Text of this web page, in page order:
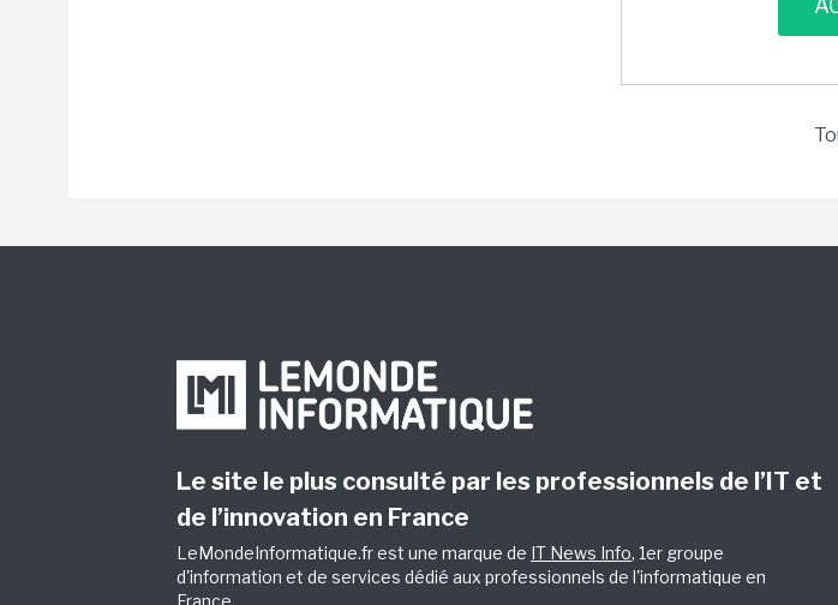
Le site le plus consulté par les professionnels de l’IT et
de l’innovation en France
LeMondeInformatique.fr est une marque de IT News Info, 1er groupe
d'information et de services dédié aux professionnels de l'informatique en